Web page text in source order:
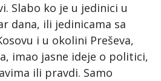
Slabo ko je u jedinici u
dana, ili jedinicama sa
i u okolini Preševa,
imao jasne ideje o politici,
ili pravdi. Samo